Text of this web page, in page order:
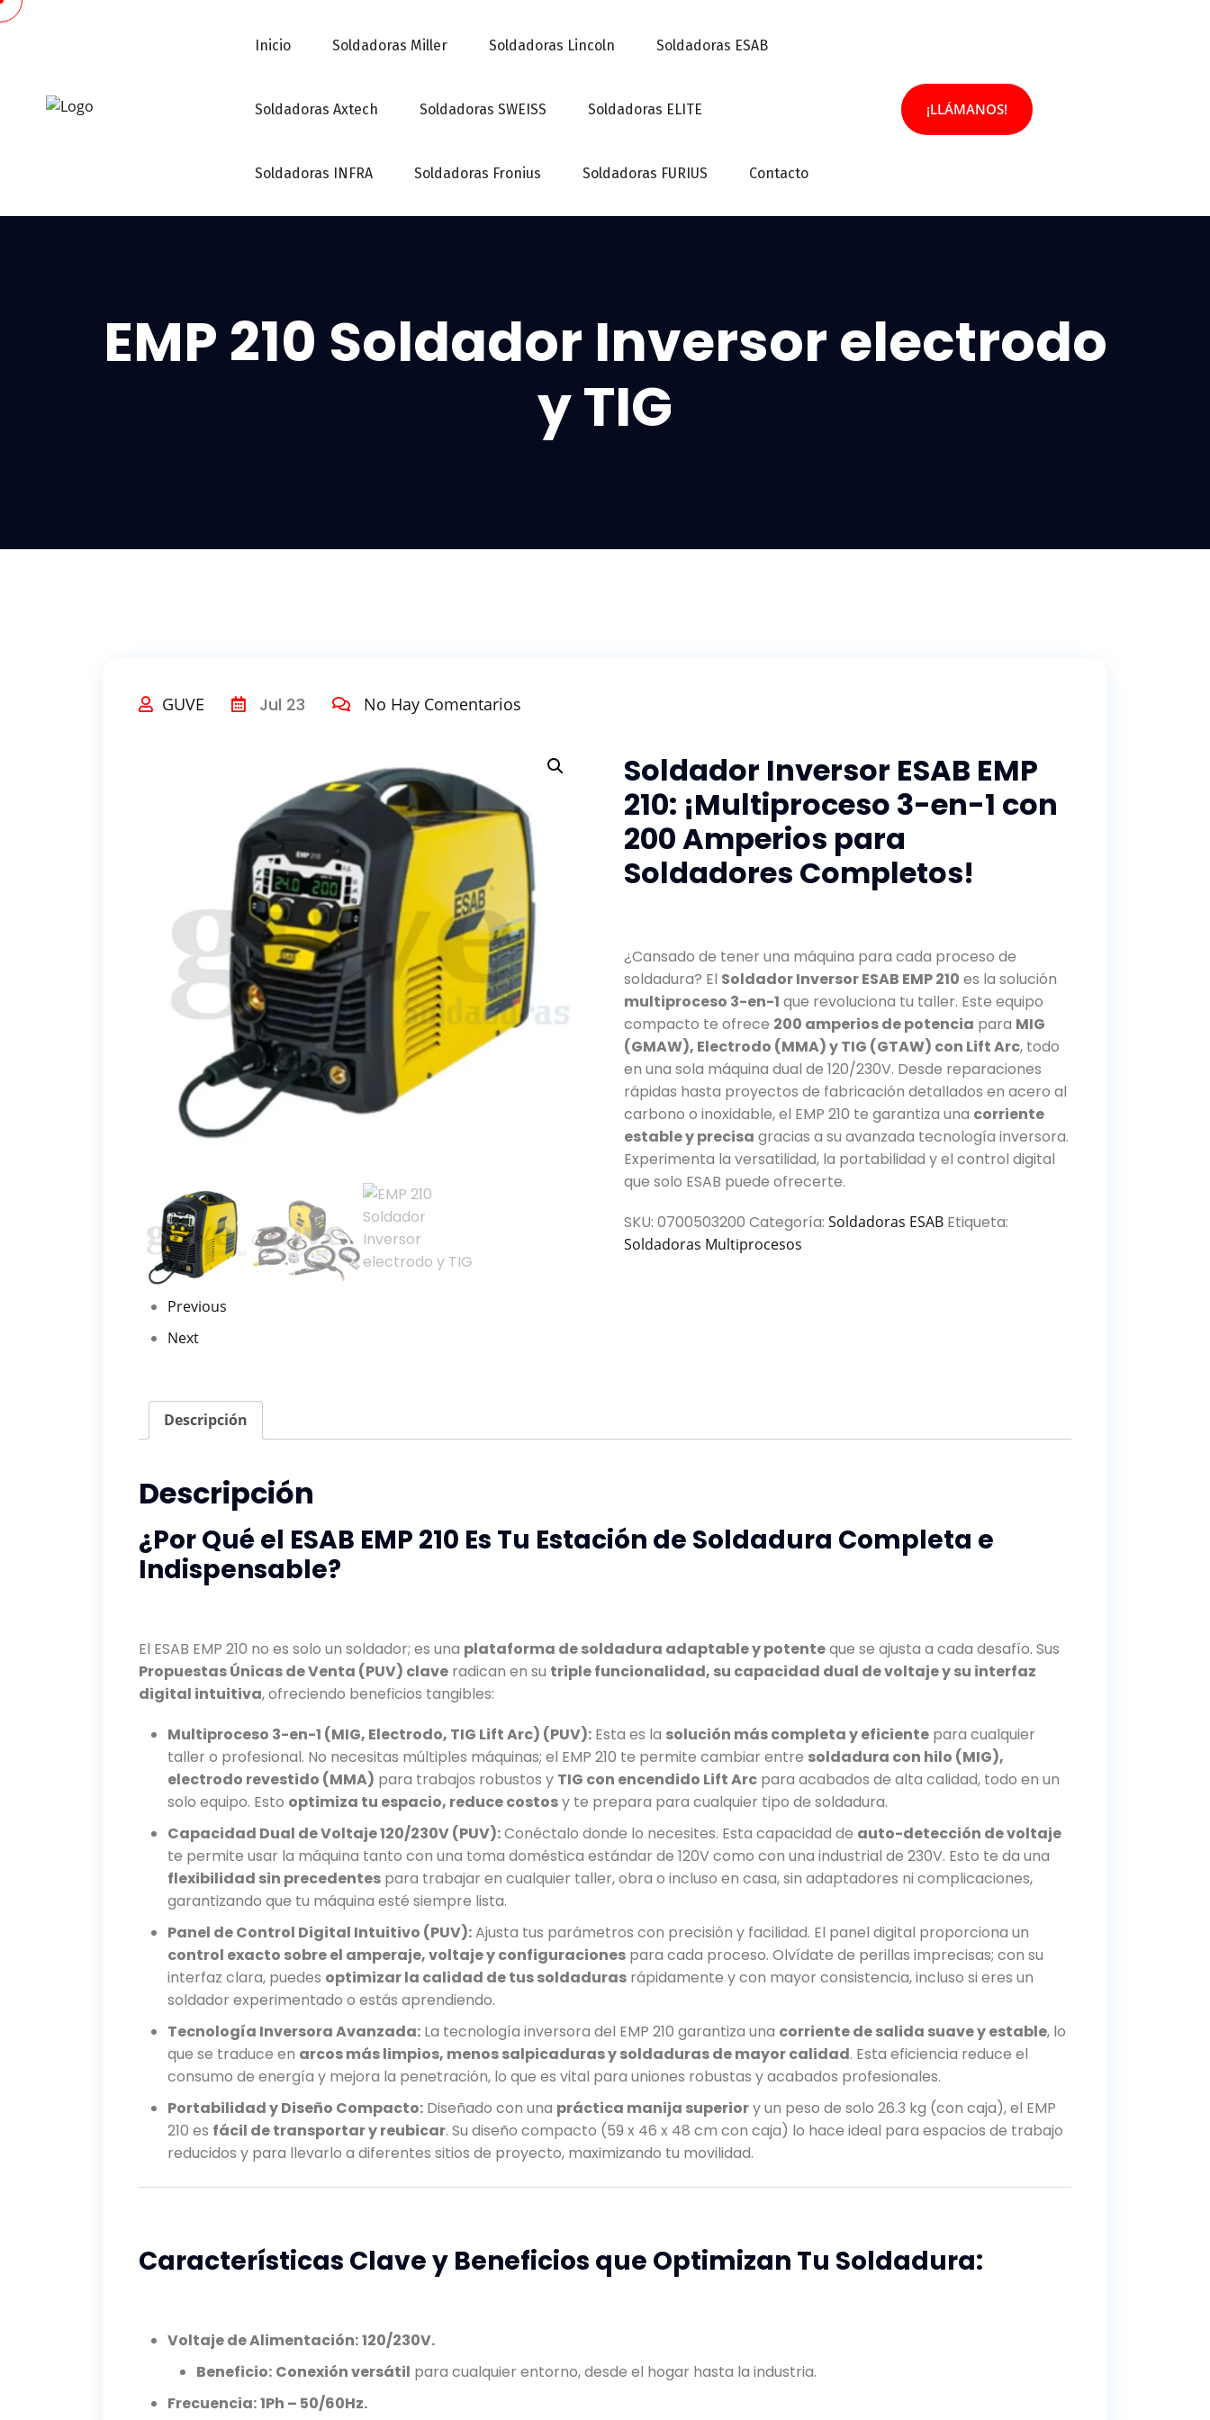
Inicio Soldadoras Miller Soldadoras Lincoln Soldadoras ESAB
Soldadoras Axtech Soldadoras SWEISS Soldadoras ELITE
Soldadoras INFRA Soldadoras Fronius Soldadoras FURIUS Contacto
¡LLÁMANOS!
EMP 210 Soldador Inversor electrodo
y TIG
GUVE Jul 23 No Hay Comentarios
Previous
Next
Soldador Inversor ESAB EMP
210: ¡Multiproceso 3-en-1 con
200 Amperios para
Soldadores Completos!
¿Cansado de tener una máquina para cada proceso de
soldadura? El Soldador Inversor ESAB EMP 210 es la solución
multiproceso 3-en-1 que revoluciona tu taller. Este equipo
compacto te ofrece 200 amperios de potencia para MIG
(GMAW), Electrodo (MMA) y TIG (GTAW) con Lift Arc, todo
en una sola máquina dual de 120/230V. Desde reparaciones
rápidas hasta proyectos de fabricación detallados en acero al
carbono o inoxidable, el EMP 210 te garantiza una corriente
estable y precisa gracias a su avanzada tecnología inversora.
Experimenta la versatilidad, la portabilidad y el control digital
que solo ESAB puede ofrecerte.
SKU: 0700503200 Categoría: Soldadoras ESAB Etiqueta:
Soldadoras Multiprocesos
Descripción
Descripción
¿Por Qué el ESAB EMP 210 Es Tu Estación de Soldadura Completa e
Indispensable?
El ESAB EMP 210 no es solo un soldador; es una plataforma de soldadura adaptable y potenteque se ajusta a cada desafío. Sus
Propuestas Únicas de Venta (PUV) clave radican en su triple funcionalidad, su capacidad dual de voltaje y su interfaz
digital intuitiva, ofreciendo beneficios tangibles:
Multiproceso 3-en-1 (MIG, Electrodo, TIG Lift Arc) (PUV): Esta es la solución más completa y eficiente para cualquier
taller o profesional. No necesitas múltiples máquinas; el EMP 210 te permite cambiar entre soldadura con hilo (MIG),
electrodo revestido (MMA) para trabajos robustos y TIG con encendido Lift Arc para acabados de alta calidad, todo en un
solo equipo. Esto optimiza tu espacio, reduce costosy te prepara para cualquier tipo de soldadura.
Capacidad Dual de Voltaje 120/230V (PUV):Conéctalo donde lo necesites. Esta capacidad de auto-detección de voltaje
te permite usar la máquina tanto con una toma doméstica estándar de 120V como con una industrial de 230V. Esto te da una
flexibilidad sin precedentes para trabajar en cualquier taller, obra o incluso en casa, sin adaptadores ni complicaciones,
garantizando que tu máquina esté siempre lista.
Panel de Control Digital Intuitivo (PUV):Ajusta tus parámetros con precisión y facilidad. El panel digital proporciona un
control exacto sobre el amperaje, voltaje y configuraciones para cada proceso. Olvídate de perillas imprecisas; con su
interfaz clara, puedes optimizar la calidad de tus soldaduras rápidamente y con mayor consistencia, incluso si eres un
soldador experimentado o estás aprendiendo.
Tecnología Inversora Avanzada: La tecnología inversora del EMP 210 garantiza una corriente de salida suave y estable, lo
que se traduce en arcos más limpios, menos salpicaduras y soldaduras de mayor calidad. Esta eficiencia reduce el
consumo de energía y mejora la penetración, lo que es vital para uniones robustas y acabados profesionales.
Portabilidad y Diseño Compacto: Diseñado con una práctica manija superiory un peso de solo 26.3 kg (con caja), el EMP
210 es fácil de transportar y reubicar. Su diseño compacto (59 x 46 x 48 cm con caja) lo hace ideal para espacios de trabajo
reducidos y para llevarlo a diferentes sitios de proyecto, maximizando tu movilidad.
Características Clave y Beneficios que Optimizan Tu Soldadura:
Voltaje de Alimentación:120/230V.
Beneficio: Conexión versátil para cualquier entorno, desde el hogar hasta la industria.
Frecuencia:1Ph – 50/60Hz.